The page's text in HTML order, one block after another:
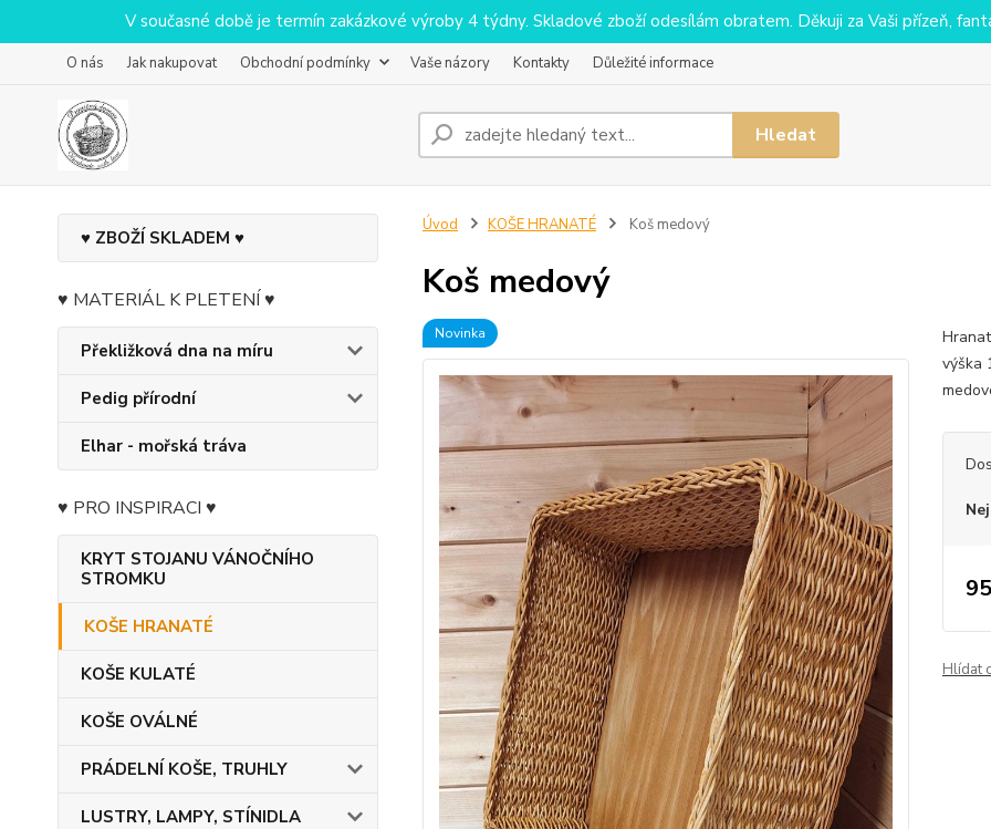
V současné době je termín zakázkové výroby 4 týdny. Skladové zboží odesílám obratem. Děkuji za Vaši přízeň,
O nás Jak nakupovat Obchodní podmínky Vaše názory Kontakty Důležité informace
Hledat
♥ ZBOŽÍ SKLADEM ♥
♥ MATERIÁL K PLETENÍ ♥
Překližková dna na míru
Pedig přírodní
Elhar - mořská tráva
♥ PRO INSPIRACI ♥
KRYT STOJANU VÁNOČNÍHO
STROMKU
KOŠE HRANATÉ
KOŠE KULATÉ
KOŠE OVÁLNÉ
PRÁDELNÍ KOŠE, TRUHLY
LUSTRY, LAMPY, STÍNIDLA
Úvod KOŠE HRANATÉ Koš medový
Koš medový
Novinka
výška
Hlídat